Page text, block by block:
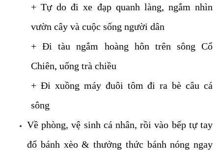
+ Tự do đi xe đạp quanh làng, ngắm nhìn
vườn cây và cuộc sống người dân
+ Đi tàu ngắm hoàng hôn trên sông Cổ
Chiên, uống trà chiều
+ Đi xuồng máy đuôi tôm đi ra bè câu cá
sông
Về phòng, vệ sinh cá nhân, rồi vào bếp tự tay
đổ bánh xèo & thưởng thức bánh nóng ngay